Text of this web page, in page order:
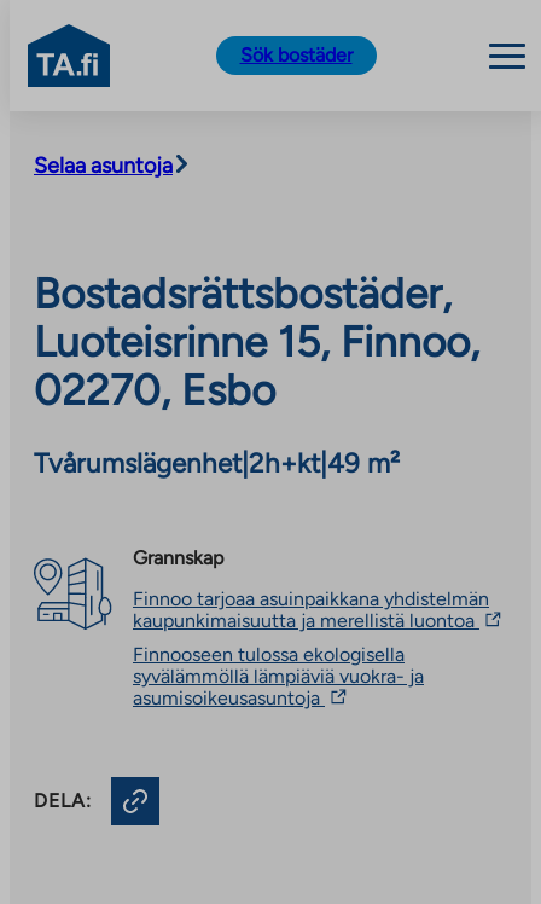
content
TA.fi
Sök bostäder
Selaa asuntoja
Bostadsrättsbostäder,
Luoteisrinne 15, Finnoo,
02270, Esbo
Tvårumslägenhet|2h+kt| 49 m²
Grannskap
Finnoo tarjoaa asuinpaikkana yhdistelmän
kaupunkimaisuutta ja merellistä luontoa The
Finnooseen tulossa ekologisella
syvälämmöllä lämpiäviä vuokra- ja
asumisoikeusasuntoja The
DELA: